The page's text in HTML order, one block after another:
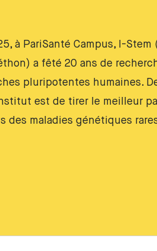
à PariSanté Campus, I-
a fêté 20 ans de
pluripotentes humaines.
est de tirer le meilleur
des maladies génétiques